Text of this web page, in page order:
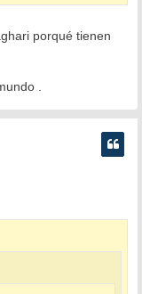
porqué tienen
.